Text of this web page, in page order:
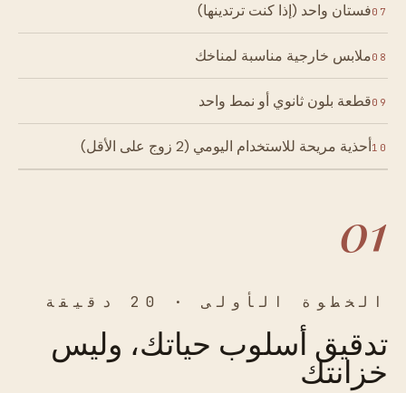
07فستان واحد (إذا كنت ترتدينها)
08ملابس خارجية مناسبة لمناخك
09قطعة بلون ثانوي أو نمط واحد
10أحذية مريحة للاستخدام اليومي (2 زوج على الأقل)
01
الخطوة الأولى · 20 دقيقة
تدقيق أسلوب حياتك، وليس
خزانتك